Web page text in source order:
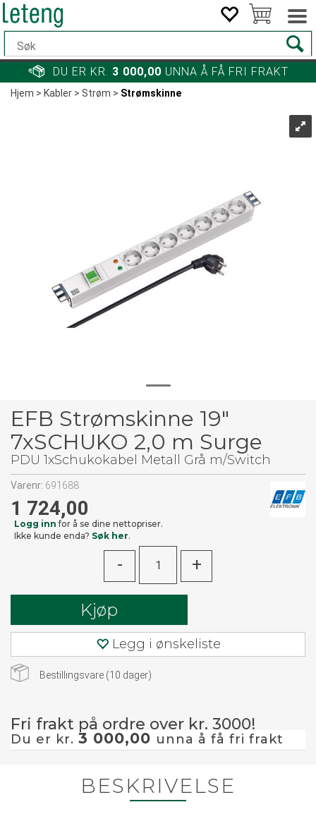
DU ER KR. 3 000,00 UNNA Å FÅ FRI FRAKT
Hjem>Kabler>Strøm>Strømskinne
EFB Strømskinne 19"
7xSCHUKO 2,0 m Surge
PDU 1xSchukokabel Metall Grå m/Switch
Varenr: 691688
1 724,00
Logg inn for å se dine nettopriser.
Ikke kunde enda? Søk her.
- +
Kjøp
Legg i ønskeliste
Bestillingsvare (10 dager)
Fri frakt på ordre over kr. 3000!
Du er kr. 3 000,00 unna å få fri frakt
BESKRIVELSE